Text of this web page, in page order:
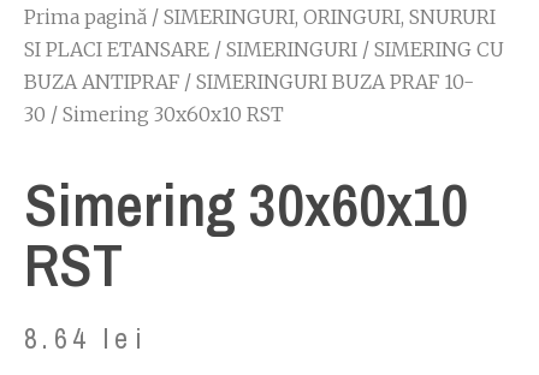
Prima pagină / SIMERINGURI, ORINGURI, SNURURI
SI PLACI ETANSARE / SIMERINGURI / SIMERING CU
BUZA ANTIPRAF / SIMERINGURI BUZA PRAF 10-
30 / Simering 30x60x10 RST
Simering 30x60x10
RST
8.64 lei